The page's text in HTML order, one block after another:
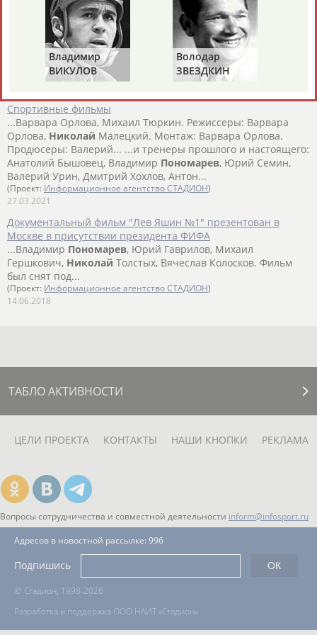
...три мяча и объявил о завершении карьеры. Наутро
подходитНиколайПетрович (Старостин, начальник
команды – прим.... ...и Гороховым. В "Торпедо" тогда блистал
АлександрПономаревна месте центрального
нападающего. Спустя годы он...
Информационное агентство СТАДИОН)
Спортивные фильмы
...Варвара Орлова, Михаил Тюркин. Режиссеры: Варвара
Орлова, Николай Малецкий. Монтаж: Варвара Орлова.
Продюсеры: Валерий... ...и тренеры прошлого и настоящего:
Анатолий Бышовец, Владимир Пономарев, Юрий Семин,
Валерий Урин, Дмитрий Хохлов, Антон...
(Проект: Информационное агентство СТАДИОН)
27.03.2021
Документальный фильм "Лев Яшин №1" презентован в
Москве в присутствии президента ФИФА
...Владимир Пономарев, Юрий Гаврилов, Михаил
Гершкович, Николай Толстых, Вячеслав Колосков. Фильм
был снят под...
(Проект: Информационное агентство СТАДИОН)
14.06.2018
ТАБЛО АКТИВНОСТИ
ЦЕЛИ ПРОЕКТА КОНТАКТЫ НАШИ КНОПКИ РЕКЛАМА
Вопросы сотрудничества и совместной деятельности inform@infosport.ru
© Стадион, 1998-2026
Разработка и поддержка ООО НАИТ «Стадион»
Адресов в новостной рассылке: 996
Подпишись
Владимир
ВИКУЛОВ
Володар
ЗВЕЗДКИН